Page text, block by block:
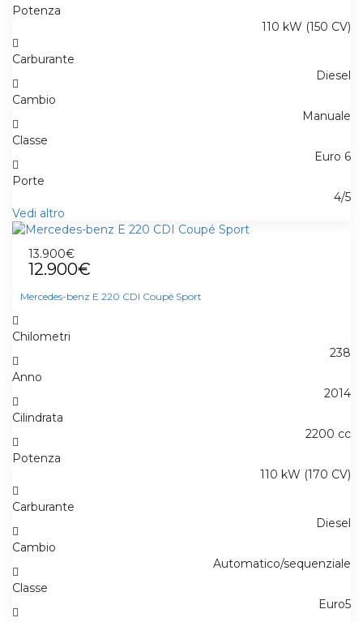
Potenza
110 kW (150 CV)
Carburante
Diesel
Cambio
Manuale
Classe
Euro 6
Porte
4/5
Vedi altro
13.900€
12.900€
Mercedes-benz E 220 CDI Coupé Sport
Chilometri
238
Anno
2014
Cilindrata
2200 cc
Potenza
110 kW (170 CV)
Carburante
Diesel
Cambio
Automatico/sequenziale
Classe
Euro5